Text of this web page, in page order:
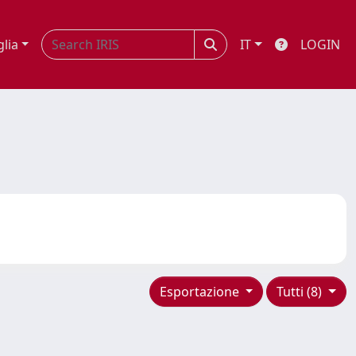
IT LOGIN
Tutti (8)
Esportazione